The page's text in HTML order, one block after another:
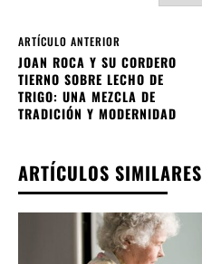
ARTÍCULO ANTERIOR
JOAN ROCA Y SU CORDERO
TIERNO SOBRE LECHO DE
TRIGO: UNA MEZCLA DE
TRADICIÓN Y MODERNIDAD
ARTÍCULOS SIMILARES